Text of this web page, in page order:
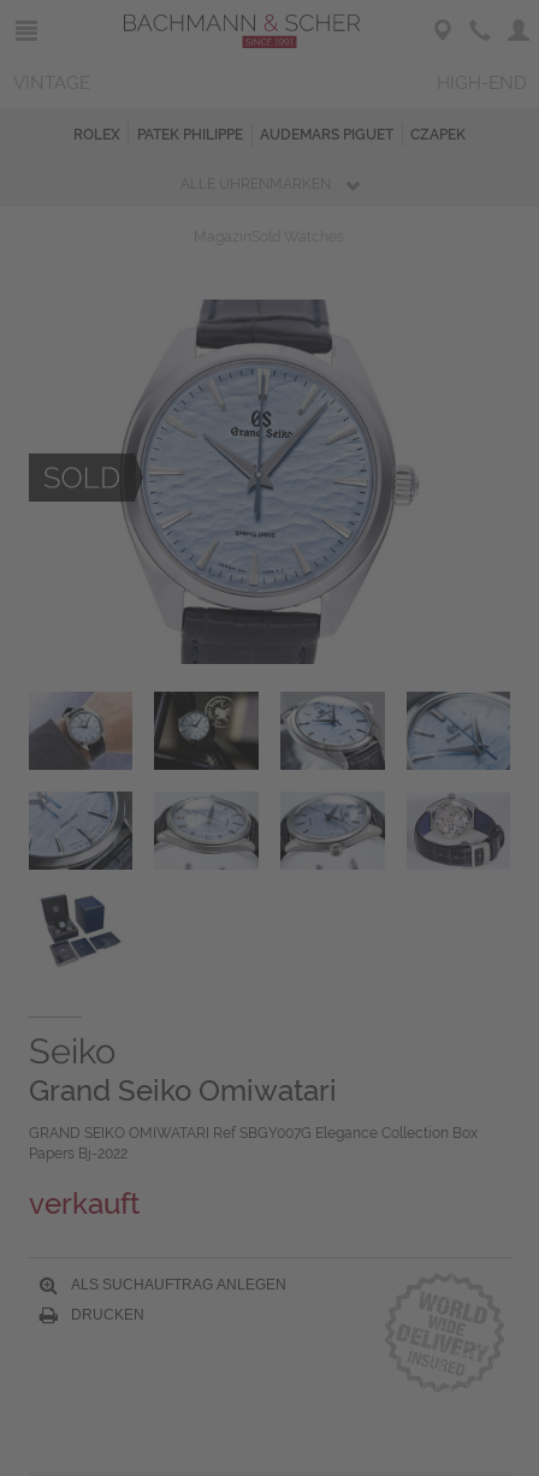
ROLEX PATEK PHILIPPE AUDEMARS PIGUET CZAPEK
Seiko
Grand Seiko Omiwatari
GRAND SEIKO OMIWATARI Ref SBGY007G Elegance Collection Box
Papers Bj-2022
verkauft
ALS SUCHAUFTRAG ANLEGEN
DRUCKEN